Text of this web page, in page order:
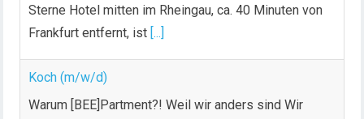
Sterne Hotel mitten im Rheingau, ca. 40 Minuten von
Frankfurt entfernt, ist [...]
Koch (m/w/d)
Warum [BEE]Partment?! Weil wir anders sind Wir